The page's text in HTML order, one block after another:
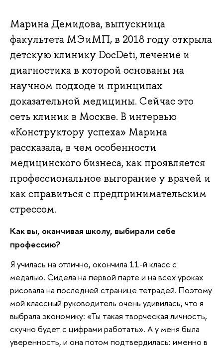
Марина Демидова, выпускница
факультета МЭиМП, в 2018 году открыла
детскую клинику DocDeti, лечение и
диагностика в которой основаны на
научном подходе и принципах
доказательной медицины. Сейчас это
сеть клиник в Москве. В интервью
«Конструктору успеха» Марина
рассказала, в чем особенности
медицинского бизнеса, как проявляется
профессиональное выгорание у врачей и
как справиться с предпринимательским
стрессом.
Как вы, оканчивая школу, выбирали себе
профессию?
Я училась на отлично, окончила 11-й класс с
медалью. Сидела на первой парте и на всех уроках
рисовала на последней странице тетрадей. Поэтому
мой классный руководитель очень удивилась, что я
выбрала экономику: «Ты такая творческая личность,
скучно будет с цифрами работать». А у меня была
уверенность, и она потом подтвердилась: именно в